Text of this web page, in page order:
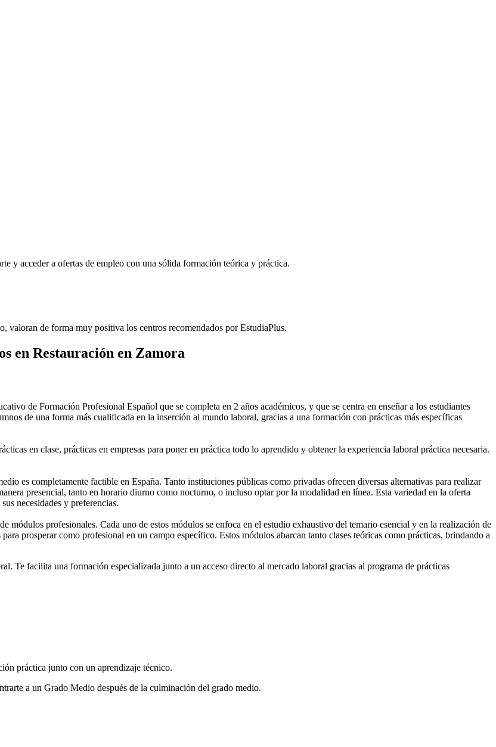
y acceder a ofertas de empleo con una sólida formación teórica y práctica.
valoran de forma muy positiva los centros recomendados por EstudiaPlus.
en Restauración en Zamora
de Formación Profesional Español que se completa en 2 años académicos, y que se centra en enseñar a los estudiantes
de una forma más cualificada en la inserción al mundo laboral, gracias a una formación con prácticas más específicas
en clase, prácticas en empresas para poner en práctica todo lo aprendido y obtener la experiencia laboral práctica necesaria.
es completamente factible en España. Tanto instituciones públicas como privadas ofrecen diversas alternativas para realizar
presencial, tanto en horario diurno como nocturno, o incluso optar por la modalidad en línea. Esta variedad en la oferta
necesidades y preferencias.
módulos profesionales. Cada uno de estos módulos se enfoca en el estudio exhaustivo del temario esencial y en la realización de
prosperar como profesional en un campo específico. Estos módulos abarcan tanto clases teóricas como prácticas, brindando a
Te facilita una formación especializada junto a un acceso directo al mercado laboral gracias al programa de prácticas
práctica junto con un aprendizaje técnico.
a un Grado Medio después de la culminación del grado medio.